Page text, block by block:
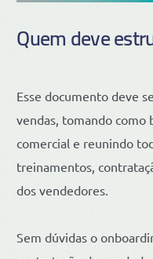
Quem deve
Esse documento deve
vendas, tomando como
comercial e reunindo
treinamentos,
dos vendedores.
Sem dúvidas o